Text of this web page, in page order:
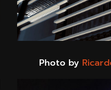
Photo by